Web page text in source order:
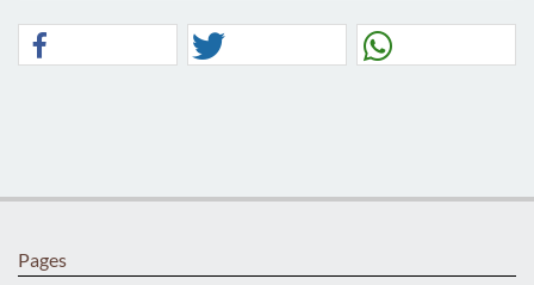
Pages